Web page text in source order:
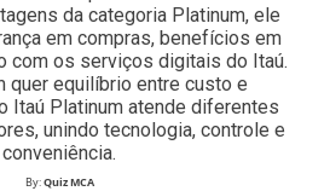
da categoria Platinum, ele
em compras, benefícios em
com os serviços digitais do Itaú.
quer equilíbrio entre custo e
Itaú Platinum atende diferentes
unindo tecnologia, controle e
conveniência.
By:Quiz MCA